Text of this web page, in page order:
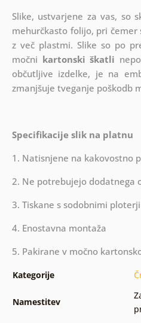
Slike, ustvarjene za vas, so
mehurčkasto folijo, pri čemer
z več plastmi. Slike so po
močni kartonski škatli
občutljive izdelke, je na
zmanjšuje tveganje poškodb
Specifikacije slik na platnu
1. Natisnjene na kakovostno
2. Ne potrebujejo dodatnega
3. Tiskane s sodobnimi
4. Enostavna montaža
5. Pakirane v močno
Kategorije
Namestitev